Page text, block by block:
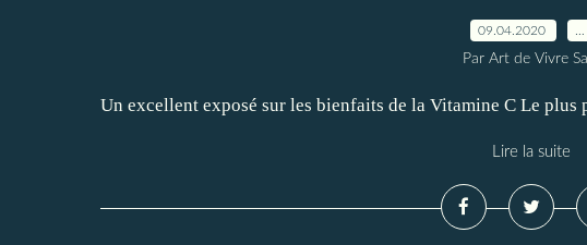
09.04.2020
Par Art de Vivre
Un excellent exposé sur les bienfaits de la Vitamine C Le
Lire la suite